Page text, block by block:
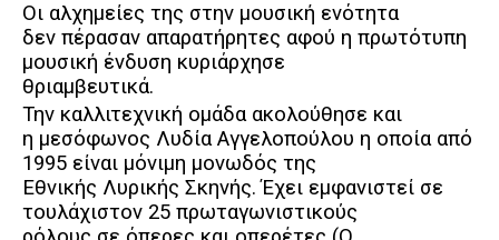
Οι αλχημείες της στην μουσική ενότητα
δεν πέρασαν απαρατήρητες αφού η πρωτότυπη
μουσική ένδυση κυριάρχησε
θριαμβευτικά.
Την καλλιτεχνική ομάδα ακολούθησε και
η μεσόφωνος Λυδία Αγγελοπούλου η οποία από
1995 είναι μόνιμη μονωδός της
Εθνικής Λυρικής Σκηνής. Έχει εμφανιστεί σε
τουλάχιστον 25 πρωταγωνιστικούς